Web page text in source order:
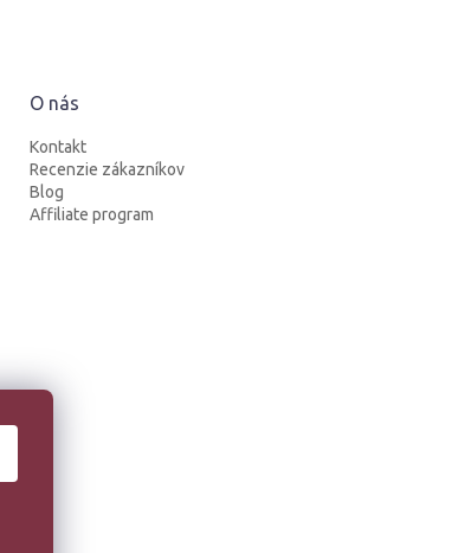
O nás
Kontakt
Recenzie zákazníkov
Blog
Affiliate program